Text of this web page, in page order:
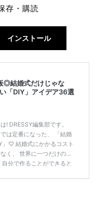
存・購読
インストール
◎結婚式だけじゃな
「DIY」アイデア36選
! DRESSY編集部です。
は定番になった、 「結婚
」♡ 結婚式にかかるコスト
く、 世界に一つだけのオ
分で作ることができると